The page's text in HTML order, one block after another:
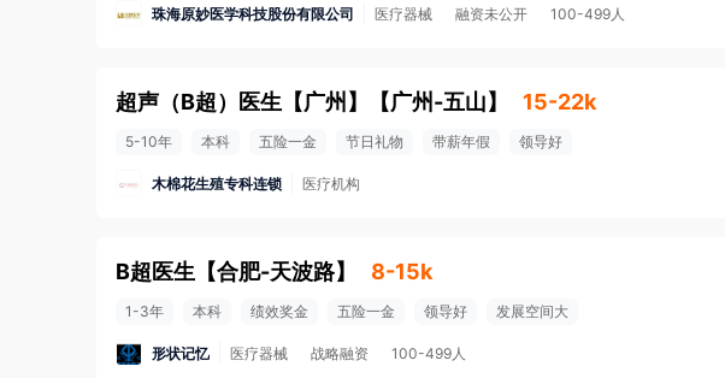
珠海原妙医学科技股份有限公司 医疗器械 融资未公开 100-499人
超声（B超）医生【广州】 【广州-五山】 15-22k
5-10年 本科 五险一金 节日礼物 带薪年假 领导好
木棉花生殖专科连锁 医疗机构
B超医生 【合肥-天波路】 8-15k
1-3年 本科 绩效奖金 五险一金 领导好 发展空间大
形状记忆 医疗器械 战略融资 100-499人